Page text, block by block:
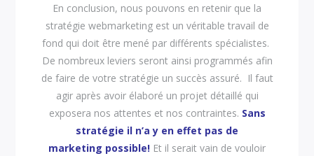
En conclusion, nous pouvons en retenir que la
stratégie webmarketing est un véritable travail de
fond qui doit être mené par différents spécialistes.
De nombreux leviers seront ainsi programmés afin
de faire de votre stratégie un succès assuré. Il faut
agir après avoir élaboré un projet détaillé qui
exposera nos attentes et nos contraintes. Sans
stratégie il n’a y en effet pas de
marketing possible! Et il serait vain de vouloir